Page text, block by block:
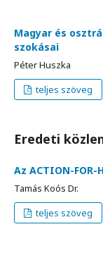
Magyar és
szokásai
Péter Huszka
teljes szöveg
Eredeti
Az ACTION-
Tamás Koós Dr.
teljes szöveg